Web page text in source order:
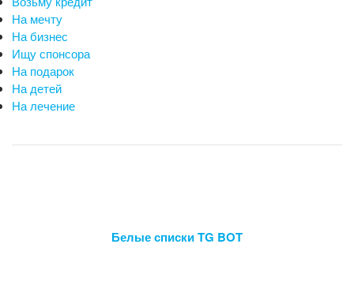
На мечту
На бизнес
Ищу спонсора
На подарок
На детей
На лечение
Белые списки TG BOT